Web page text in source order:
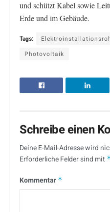
und schützt Kabel sowie
Erde und im Gebäude.
Tags:
Photovoltaik
Schreibe einen
Deine E-Mail-Adresse wird
Erforderliche Felder sind mit
Kommentar *